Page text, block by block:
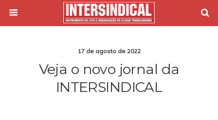
17 de agosto de 2022
Veja o novo jornal da
INTERSINDICAL